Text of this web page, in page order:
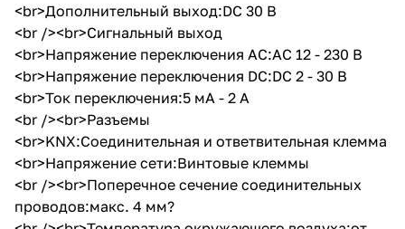
<br>Дополнительный выход:DC 30 В
<br /><br>Сигнальный выход
<br>Напряжение переключения AC:AC 12 - 230 В
<br>Напряжение переключения DC:DC 2 - 30 В
<br>Ток переключения:5 мA - 2 A
<br /><br>Разъемы
<br>KNX:Соединительная и ответвительная клемма
<br>Напряжение сети:Винтовые клеммы
<br /><br>Поперечное сечение соединительных
проводов:макс. 4 мм?